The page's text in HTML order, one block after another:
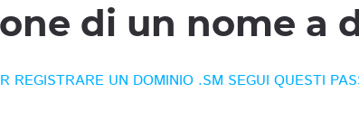
di un nome a
REGISTRARE UN DOMINIO .SM SEGUI QUESTI